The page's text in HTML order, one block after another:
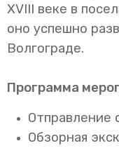
Схема обращения
пригородных
Мобильное
Для
пассажиров
XVIII веке в
оно успешно
Волгограде.
Программа
Отправление
Обзорная